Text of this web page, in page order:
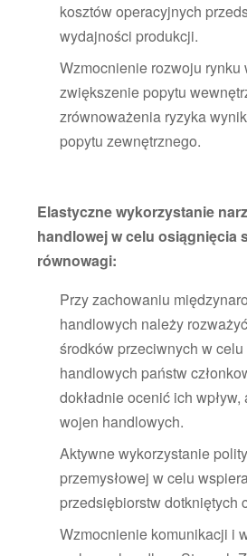
kosztów operacyjnych
wydajności produkcji.
Wzmocnienie rozwoju rynku
zwiększenie popytu
zrównoważenia ryzyka
popytu zewnętrznego.
Elastyczne wykorzystanie
handlowej w celu osiągnięcia
równowagi:
Przy zachowaniu
handlowych należy
środków przeciwnych w
handlowych państw
dokładnie ocenić ich
wojen handlowych.
Aktywne wykorzystanie
przemysłowej w celu
przedsiębiorstw dotkniętych
Wzmocnienie komunikacji i